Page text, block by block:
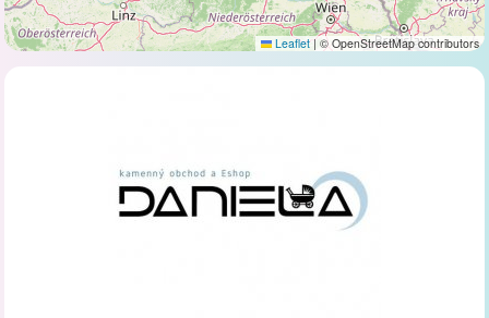
Leaflet | © OpenStreetMap contributors